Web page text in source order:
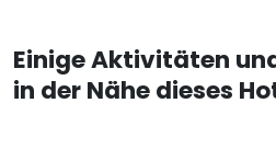
Einige Aktivitäten
in der Nähe dieses